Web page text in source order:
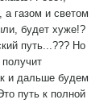
а газом и светом
будет хуже!?
путь...??? Но
и дальше будем
путь к полной